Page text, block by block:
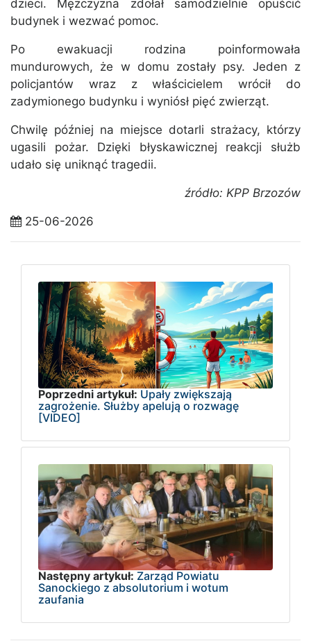
dzieci. Mężczyzna zdołał samodzielnie opuścić
budynek i wezwać pomoc.
Po ewakuacji rodzina poinformowała
mundurowych, że w domu zostały psy. Jeden z
policjantów wraz z właścicielem wrócił do
zadymionego budynku i wyniósł pięć zwierząt.
Chwilę później na miejsce dotarli strażacy, którzy
ugasili pożar. Dzięki błyskawicznej reakcji służb
udało się uniknąć tragedii.
źródło: KPP Brzozów
25-06-2026
Poprzedni artykuł: Upały zwiększają
zagrożenie. Służby apelują o rozwagę
[VIDEO]
Następny artykuł: Zarząd Powiatu
Sanockiego z absolutorium i wotum
zaufania